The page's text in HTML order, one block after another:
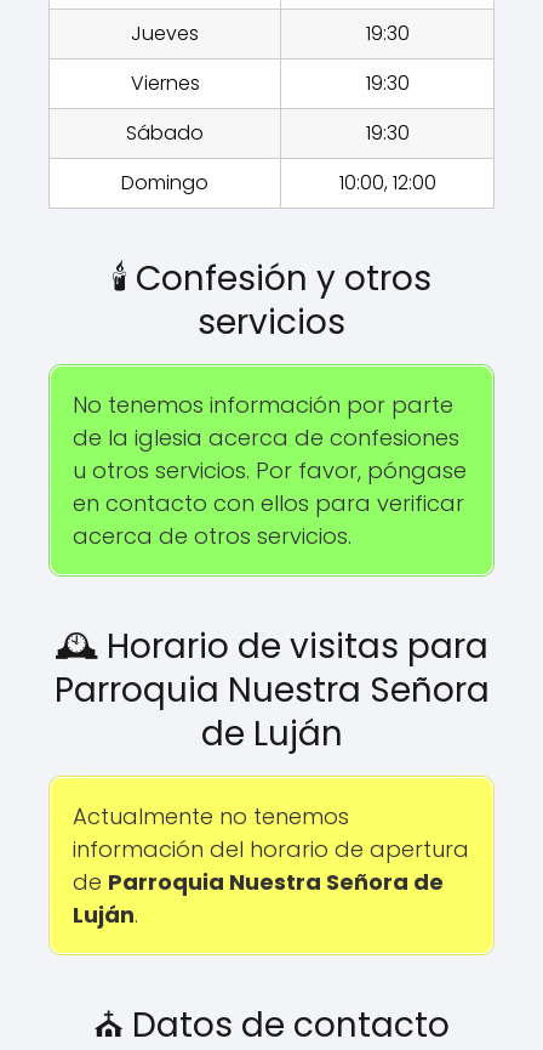
Jueves
19:30
Viernes
19:30
Sábado
19:30
Domingo
10:00, 12:00
🕯️ Confesión y otros
servicios
No tenemos información por parte
de la iglesia acerca de confesiones
u otros servicios. Por favor, póngase
en contacto con ellos para verificar
acerca de otros servicios.
🕰️ Horario de visitas para
Parroquia Nuestra Señora
de Luján
Actualmente no tenemos
información del horario de apertura
de Parroquia Nuestra Señora de
Luján.
⛪ Datos de contacto